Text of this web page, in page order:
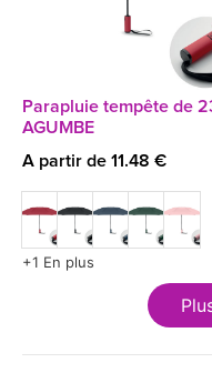
Parapluie tempête de
AGUMBE
A partir de 11.48 €
+1 En plus